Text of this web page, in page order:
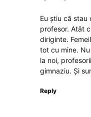
Eu știu că stau
profesor. Atât
diriginte.
tot cu mine.
la noi,
gimnaziu. Și
Reply